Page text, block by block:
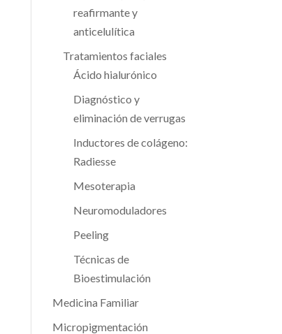
reafirmante y
anticelulítica
Tratamientos faciales
Ácido hialurónico
Diagnóstico y
eliminación de verrugas
Inductores de colágeno:
Radiesse
Mesoterapia
Neuromoduladores
Peeling
Técnicas de
Bioestimulación
Medicina Familiar
Micropigmentación